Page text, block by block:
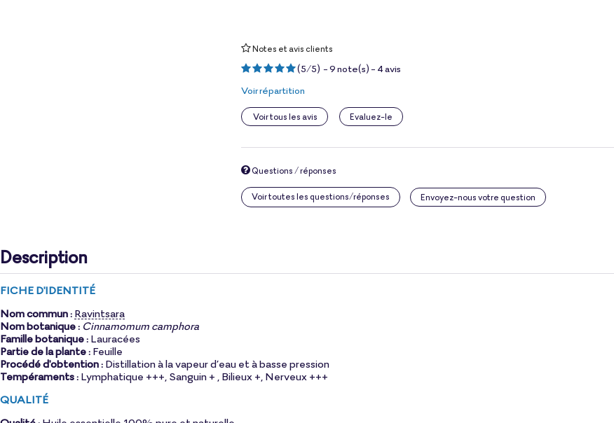
Notes et avis clients
(5/5) -9note(s) - 4avis
Voir répartition
Voir tous les avis Evaluez-le
Questions / réponses
Voir toutes les questions/réponses Envoyez-nous votre question
Description
FICHE D'IDENTITÉ
Nom commun : Ravintsara
Nom botanique : Cinnamomum camphora
Famille botanique : Lauracées
Partie de la plante : Feuille
Procédé d'obtention : Distillation à la vapeur d’eau et à basse pression
Tempéraments : Lymphatique +++, Sanguin + , Bilieux +, Nerveux +++
QUALITÉ